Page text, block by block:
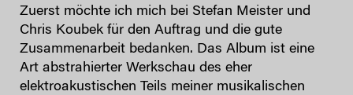
Zuerst möchte ich mich bei Stefan Meister und
Chris Koubek für den Auftrag und die gute
Zusammenarbeit bedanken. Das Album ist eine
Art abstrahierter Werkschau des eher
elektroakustischen Teils meiner musikalischen